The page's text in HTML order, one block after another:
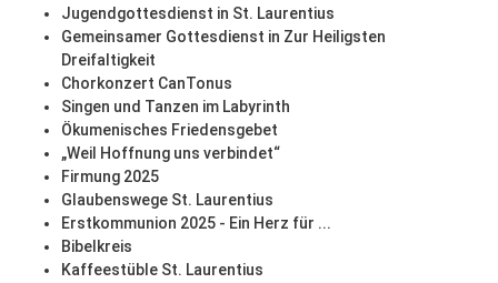
Jugendgottesdienst in St. Laurentius
Gemeinsamer Gottesdienst in Zur Heiligsten
Dreifaltigkeit
Chorkonzert CanTonus
Singen und Tanzen im Labyrinth
Ökumenisches Friedensgebet
„Weil Hoffnung uns verbindet“
Firmung 2025
Glaubenswege St. Laurentius
Erstkommunion 2025 - Ein Herz für ...
Bibelkreis
Kaffeestüble St. Laurentius